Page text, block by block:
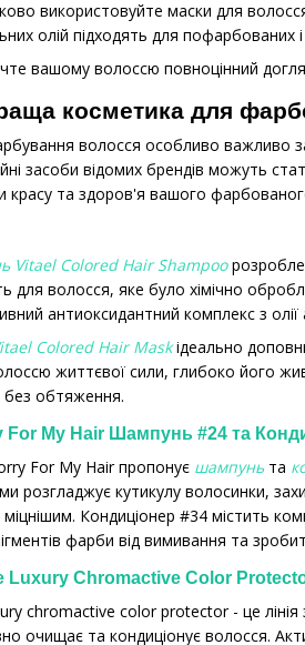
використовуйте маски для
олій підходять для пофарбованих
вашому волоссю повноцінний
косметика для
волосся особливо важливо
засоби відомих брендів можуть
красу та здоров'я вашого
Vitael Colored Hair Shampoo
для волосся, яке було хімічно
антиоксидантний комплекс з олії
Colored Hair Maskідеально
життєвої сили, глибоко його
без обтяження.
For My Hair Шампунь #24 та
For My Hair пропонує шампунь та
розгладжує кутикулу волосинки,
Кондиціонер #34 містить
фарби від вимивання та
Luxury Chromactive Color
chromactive color protector - це
очищає та кондиціонує волосся.